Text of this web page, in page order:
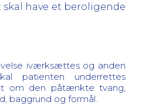
have et beroligende
iværksættes og anden
patienten underrettes
om den påtænkte tvang,
baggrund og formål.